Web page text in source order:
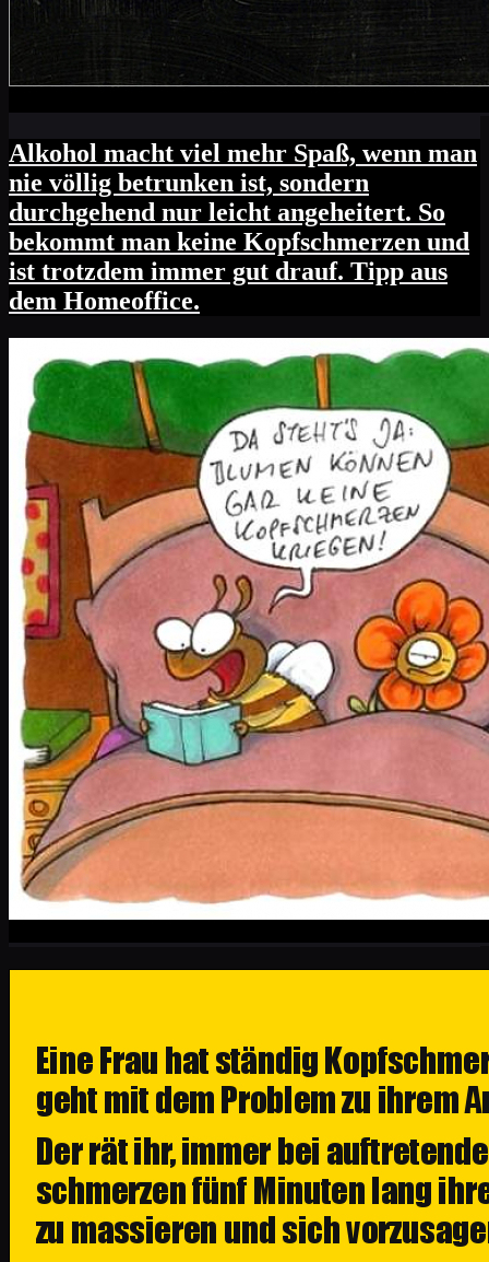
Alkohol macht viel mehr Spaß, wenn man
nie völlig betrunken ist, sondern
durchgehend nur leicht angeheitert. So
bekommt man keine Kopfschmerzen und
ist trotzdem immer gut drauf. Tipp aus
dem Homeoffice.